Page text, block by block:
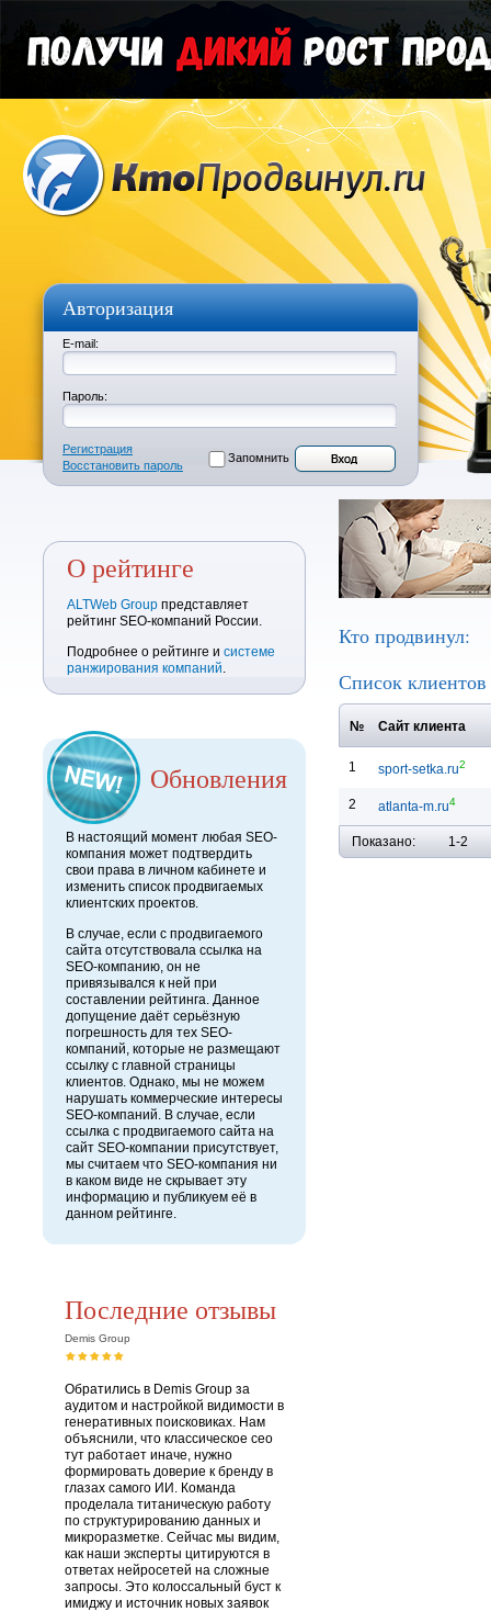
Авторизация
E-mail:
Пароль:
Регистрация
Восстановить пароль
Запомнить
О рейтинге
ALTWeb Group представляет
рейтинг SEO-компаний России.
Подробнее о рейтинге и системе
ранжирования компаний.
Обновления
В настоящий момент любая SEO-
компания может подтвердить
свои права в личном кабинете и
изменить список продвигаемых
клиентских проектов.
В случае, если с продвигаемого
сайта отсутствовала ссылка на
SEO-компанию, он не
привязывался к ней при
составлении рейтинга. Данное
допущение даёт серьёзную
погрешность для тех SEO-
компаний, которые не размещают
ссылку с главной страницы
клиентов. Однако, мы не можем
нарушать коммерческие интересы
SEO-компаний. В случае, если
ссылка с продвигаемого сайта на
сайт SEO-компании присутствует,
мы считаем что SEO-компания ни
в каком виде не скрывает эту
информацию и публикуем её в
данном рейтинге.
Последние отзывы
Demis Group
Обратились в Demis Group за
аудитом и настройкой видимости в
генеративных поисковиках. Нам
объяснили, что классическое сео
тут работает иначе, нужно
формировать доверие к бренду в
глазах самого ИИ. Команда
проделала титаническую работу
по структурированию данных и
микроразметке. Сейчас мы видим,
как наши эксперты цитируются в
ответах нейросетей на сложные
запросы. Это колоссальный буст к
имиджу и источник новых заявок
Кто продвинул:
Список
№ Сайт клиента
1 sport-setka.ru2
2 atlanta-m.ru4
Показано: 1-2